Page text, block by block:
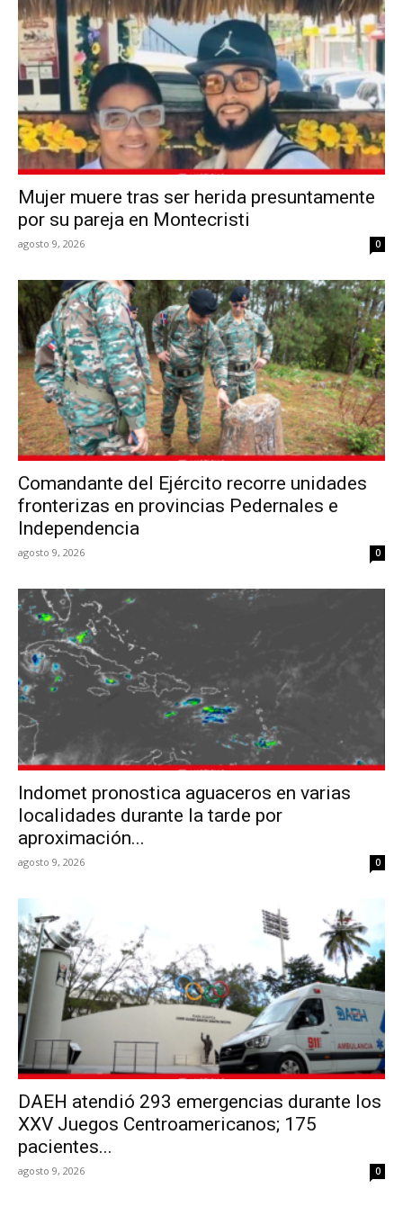
Mujer muere tras ser herida presuntamente
por su pareja en Montecristi
agosto 9, 2026 0
Comandante del Ejército recorre unidades
fronterizas en provincias Pedernales e
Independencia
agosto 9, 2026 0
Indomet pronostica aguaceros en varias
localidades durante la tarde por
aproximación...
agosto 9, 2026 0
DAEH atendió 293 emergencias durante los
XXV Juegos Centroamericanos; 175
pacientes...
agosto 9, 2026 0